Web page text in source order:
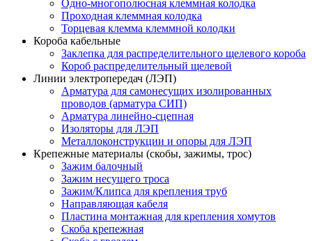
Одно-многополюсная клеммная колодка
Проходная клеммная колодка
Торцевая клемма клеммной колодки
Короба кабельные
Заклепка для распределительного щелевого короба
Короб распределительный щелевой
Линии электропередач (ЛЭП)
Арматура для самонесущих изолированных
проводов (арматура СИП)
Арматура линейно-сцепная
Изоляторы для ЛЭП
Металлоконструкции и опоры для ЛЭП
Крепежные материалы (скобы, зажимы, трос)
Зажим балочный
Зажим несущего троса
Зажим/Клипса для крепления труб
Направляющая кабеля
Пластина монтажная для крепления хомутов
Скоба крепежная